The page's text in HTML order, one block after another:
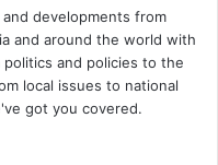
developments from
and around the world with
and policies to the
local issues to national
got you covered.